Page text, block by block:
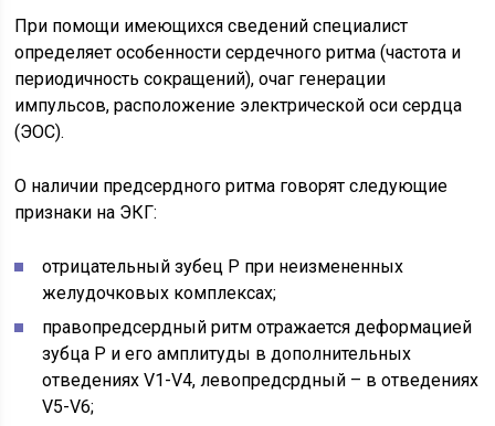
При помощи имеющихся сведений специалист
определяет особенности сердечного ритма (частота и
периодичность сокращений), очаг генерации
импульсов, расположение электрической оси сердца
(ЭОС).
О наличии предсердного ритма говорят следующие
признаки на ЭКГ:
отрицательный зубец Р при неизмененных
желудочковых комплексах;
правопредсердный ритм отражается деформацией
зубца Р и его амплитуды в дополнительных
отведениях V1-V4, левопредсрдный – в отведениях
V5-V6;